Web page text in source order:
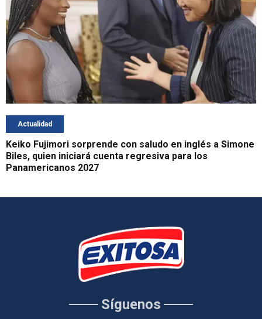
Actualidad
Keiko Fujimori sorprende con saludo en inglés a Simone
Biles, quien iniciará cuenta regresiva para los
Panamericanos 2027
Síguenos